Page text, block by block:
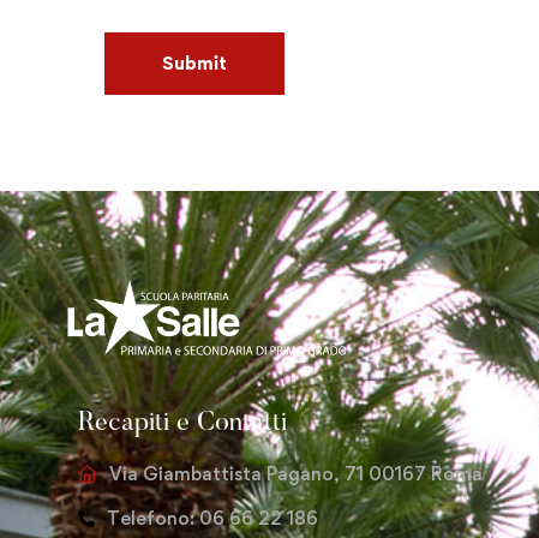
Recapiti e Contatti
Via Giambattista Pagano, 71 00167 Roma
Telefono: 06 66 22 186